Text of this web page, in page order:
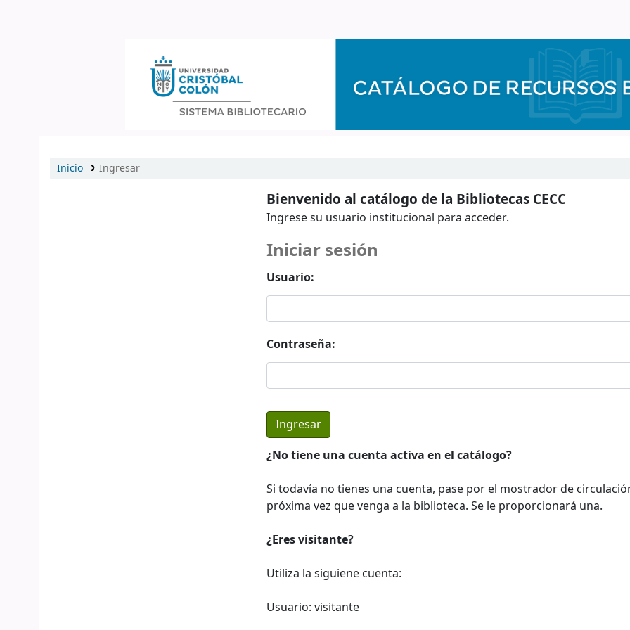
Inicio Ingresar
Bienvenido al catálogo de la Bibliotecas CECC
Ingrese su usuario institucional para acceder.
Iniciar sesión
Usuario:
Contraseña:
¿No tiene una cuenta activa en el catálogo?
Si todavía no tienes una cuenta, pase por el mostrador de
próxima vez que venga a la biblioteca. Se le proporcionará una.
¿Eres visitante?
Utiliza la siguiene cuenta:
Usuario: visitante